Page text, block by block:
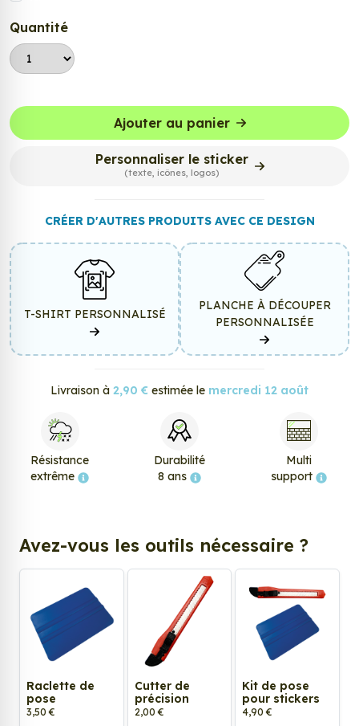
Quantité
Ajouter au panier
Personnaliser le sticker
(texte, icônes, logos)
CRÉER D'AUTRES PRODUITS AVEC CE DESIGN
T-SHIRT PERSONNALISÉ
PLANCHE À DÉCOUPER
PERSONNALISÉE
Livraison à 2,90 € estimée le mercredi 12 août
Résistance
extrême
Durabilité
8 ans
Multi
support
Avez-vous les outils nécessaire ?
Raclette de
pose
3,50 €
Cutter de
précision
2,00 €
Kit de pose
pour stickers
4,90 €